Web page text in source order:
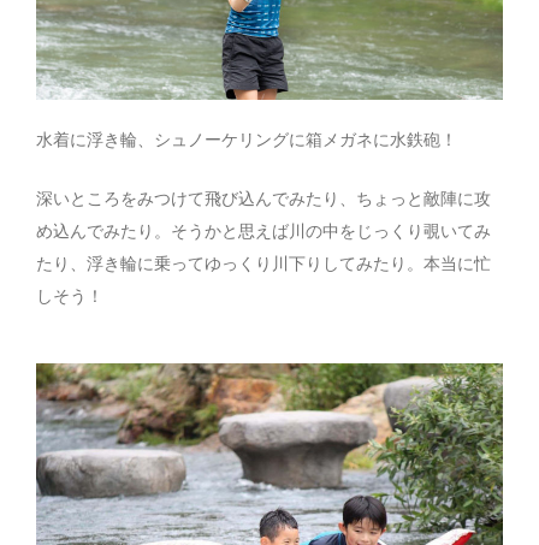
水着に浮き輪、シュノーケリングに箱メガネに水鉄砲！
深いところをみつけて飛び込んでみたり、ちょっと敵陣に攻
め込んでみたり。そうかと思えば川の中をじっくり覗いてみ
たり、浮き輪に乗ってゆっくり川下りしてみたり。本当に忙
しそう！